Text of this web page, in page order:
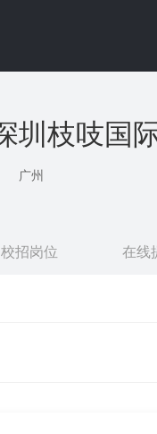
圳枝吱国
广州
校招岗位 在线